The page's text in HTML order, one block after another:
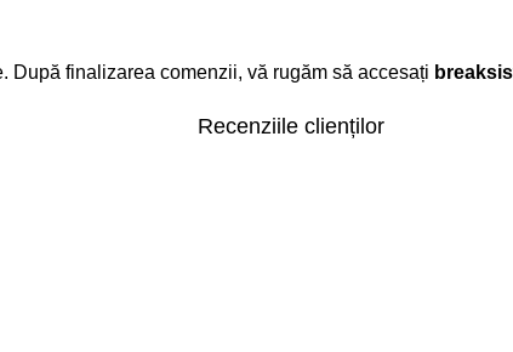
După finalizarea comenzii, vă rugăm să accesați
Recenziile clienților